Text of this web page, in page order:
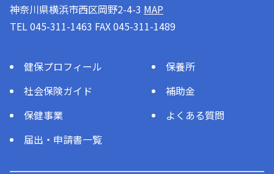
神奈川県横浜市西区岡野2-4-3 MAP
TEL 045-311-1463 FAX 045-311-1489
健保プロフィール
社会保険ガイド
保健事業
届出・申請書一覧
保養所
補助金
よくある質問